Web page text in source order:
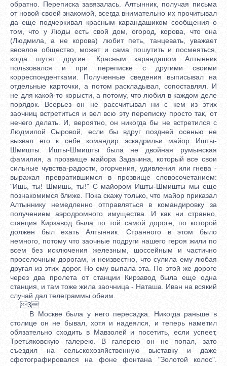
обратно. Переписка завязалась. Алтынник, получая письма
от новой своей знакомой, всегда внимательно их прочитывал
да еще подчеркивал красным карандашиком сообщения о
том, что у Люды есть свой дом, огород, корова, что она
(Людмила, а не корова) любит петь, танцевать, уважает
веселое общество, может и сама пошутить и посмеяться,
когда шутят другие. Красным карандашом Алтынник
пользовался и при переписке с другими своими
корреспондентками. Полученные сведения выписывал на
отдельные карточки, а потом раскладывал, сопоставлял. И
не для какой-то корысти, а потому, что любил в каждом деле
порядок. Всерьез он не рассчитывал ни с кем из этих
заочниц встретиться и вел всю эту переписку просто так, от
нечего делать. И, вероятно, он никогда бы не встретился с
Людмилой Сыровой, если бы вдруг поздней осенью не
вызвал его к себе командир эскадрильи майор Ишты-
Шмишты. Ишты-Шмишты была не двойная румынская
фамилия, а прозвище майора Задачина, который все свои
сильные чувства-радости, огорчения, удивления или гнева -
выражал превратившимся в прозвище словосочетанием:
"Ишь, ты! Шмишь, ты!" С майором Ишты-Шмишты мы еще
познакомимся ближе. Пока скажу только, что майор приказал
Алтыннику немедленно отправляться в командировку за
получением аэродромного имущества. И как ни странно,
станция Кирзавод была по той самой дороге, по которой
должен был ехать Алтынник. Странного в этом было
немного, потому что заочные подруги нашего героя жили по
всем без исключения железным, шоссейным и частично
проселочным дорогам, и неизвестно, что сулила ему любая
другая из этих дорог. Но ему выпала эта. По этой же дороге
через два пролета от станции Кирзавод была еще одна
станция, и там тоже жила заочница - Наташа. Иван на всякий
случай дал телеграммы обеим.
3
В Москве была у него пересадка. Никогда раньше в
столице он не бывал, хотя и надеялся, и теперь наметил
обязательно сходить в Мавзолей и посетить, если успеет,
Третьяковскую галерею. В галерею он не попал, зато
съездил на сельскохозяйственную выставку и даже
сфотографировался на фоне фонтана "Золотой колос".